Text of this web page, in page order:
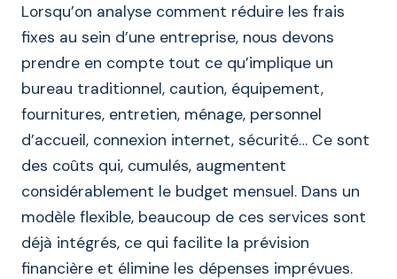
Lorsqu’on analyse comment réduire les frais
fixes au sein d’une entreprise, nous devons
prendre en compte tout ce qu’implique un
bureau traditionnel, caution, équipement,
fournitures, entretien, ménage, personnel
d’accueil, connexion internet, sécurité… Ce sont
des coûts qui, cumulés, augmentent
considérablement le budget mensuel. Dans un
modèle flexible, beaucoup de ces services sont
déjà intégrés, ce qui facilite la prévision
financière et élimine les dépenses imprévues.